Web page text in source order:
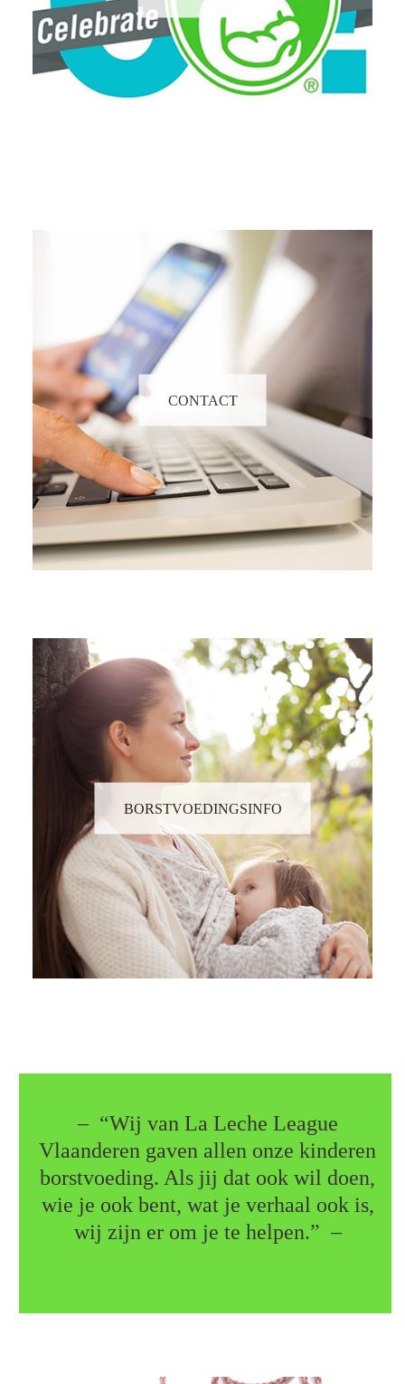
CONTACT
BORSTVOEDINGSINFO
– “Wij van La Leche League
Vlaanderen gaven allen onze kinderen
borstvoeding. Als jij dat ook wil doen,
wie je ook bent, wat je verhaal ook is,
wij zijn er om je te helpen.” –